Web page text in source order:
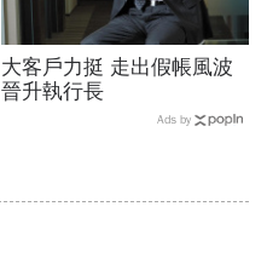
大客戶力挺 走出假帳風波
晉升執行長
Ads by